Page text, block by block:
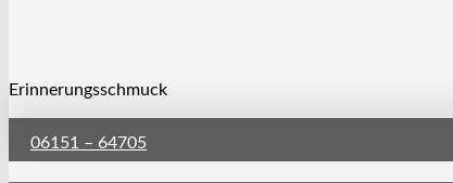
Erinnerungsschmuck
06151 – 64705